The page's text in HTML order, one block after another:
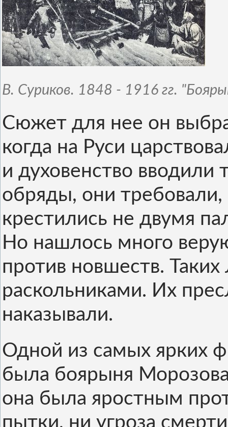
В. Суриков. 1848 - 1916 гг.
Сюжет для нее он
когда на Руси
и духовенство вводили
обряды, они
крестились не двумя
Но нашлось много
против новшеств.
раскольниками. Их
наказывали.
Одной из самых ярких
была боярыня
она была яростным
пытки, ни угроза